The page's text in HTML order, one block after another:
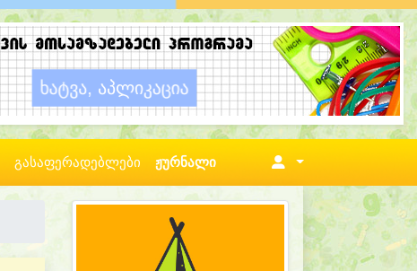
გასაფერადებლები ჟურნალი